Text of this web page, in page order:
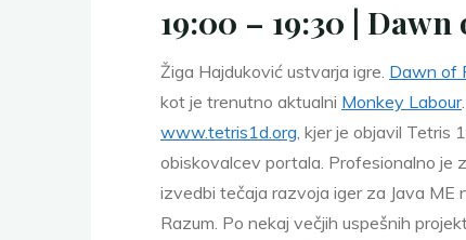
19:00 – 19:30 |
Žiga Hajduković ustvarja igre. Dawn of
kot je trenutno aktualni Monkey Labour
www.tetris1d.org , kjer je objavil Tetris
obiskovalcev portala. Profesionalno je
izvedbi tečaja razvoja iger za Java ME
Razum. Po nekaj večjih uspešnih